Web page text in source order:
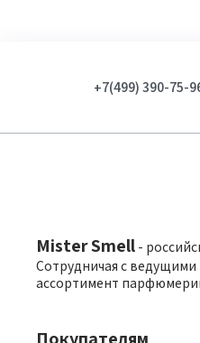
+7(499) 390-75-
Mister Smell -
Сотрудничая с
ассортимент
Покупателям